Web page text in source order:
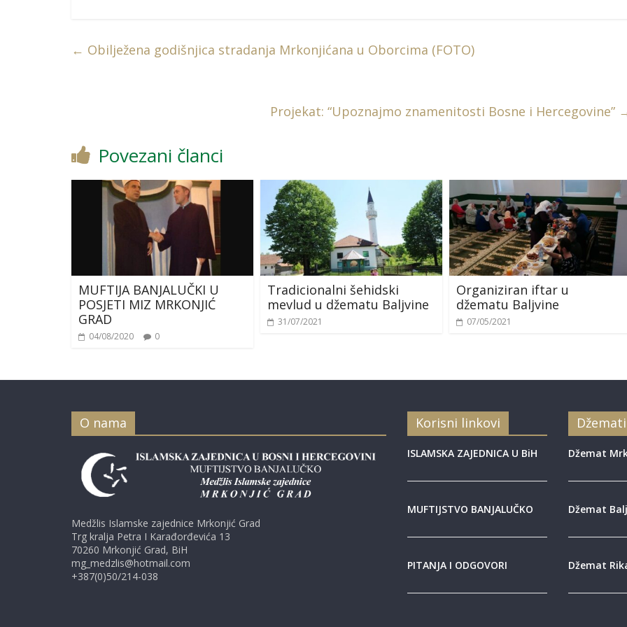
← Obilježena godišnjica stradanja Mrkonjićana u Oborcima (FOTO)
Projekat: “Upoznajmo znamenitosti Bosne i Hercegovine”
Povezani članci
MUFTIJA BANJALUČKI U
POSJETI MIZ MRKONJIĆ
GRAD
04/08/2020 0
Tradicionalni šehidski
mevlud u džematu Baljvine
31/07/2021
Organiziran iftar u
džematu Baljvine
07/05/2021
O nama
Medžlis Islamske zajednice Mrkonjić Grad
Trg kralja Petra I Karađorđevića 13
70260 Mrkonjić Grad, BiH
mg_medzlis@hotmail.com
+387(0)50/214-038
Korisni linkovi
ISLAMSKA ZAJEDNICA U BiH
MUFTIJSTVO BANJALUČKO
PITANJA I ODGOVORI
Džemati
Džemat
Džemat
Džemat